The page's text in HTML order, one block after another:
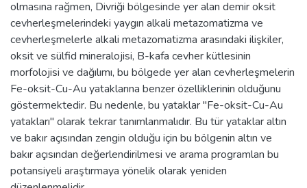
olmasına rağmen, Divriği bölgesinde yer alan demir oksit
cevherleşmelerindeki yaygın alkali metazomatizma ve
cevherleşmelerle alkali metazomatizma arasındaki ilişkiler,
oksit ve sülfid mineralojisi, B-kafa cevher kütlesinin
morfolojisi ve dağılımı, bu bölgede yer alan cevherleşmelerin
Fe-oksit-Cu-Au yataklarına benzer özelliklerinin olduğunu
göstermektedir. Bu nedenle, bu yataklar "Fe-oksit-Cu-Au
yatakları" olarak tekrar tanımlanmalıdır. Bu tür yataklar altın
ve bakır açısından zengin olduğu için bu bölgenin altın ve
bakır açısından değerlendirilmesi ve arama programlan bu
potansiyeli araştırmaya yönelik olarak yeniden